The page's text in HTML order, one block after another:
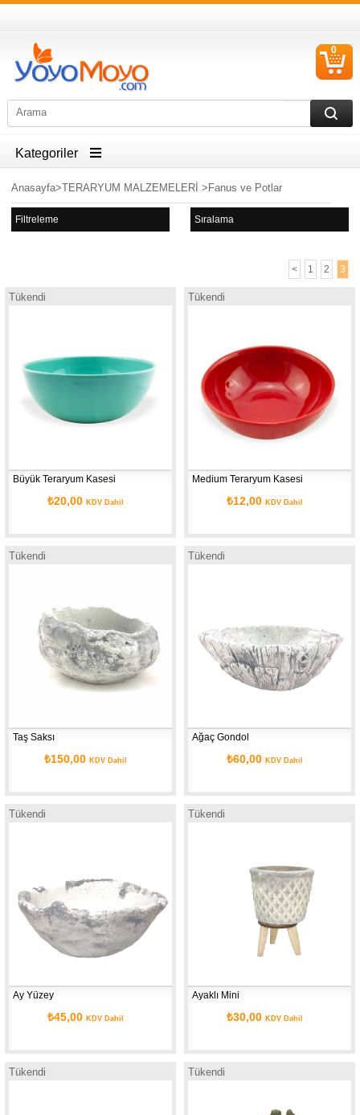
0
Kategoriler
Anasayfa>TERARYUM MALZEMELERİ > Fanus ve Potlar
Filtreleme Sıralama
< 1 2 3
Tükendi
Büyük Teraryum Kasesi
₺20,00 KDV Dahil
Tükendi
Medium Teraryum Kasesi
₺12,00 KDV Dahil
Tükendi
Taş Saksı
₺150,00 KDV Dahil
Tükendi
Ağaç Gondol
₺60,00 KDV Dahil
Tükendi
Ay Yüzey
₺45,00 KDV Dahil
Tükendi
Ayaklı Mini
₺30,00 KDV Dahil
Tükendi Tükendi